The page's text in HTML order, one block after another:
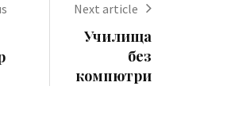
Next article
Училища
без
компютри